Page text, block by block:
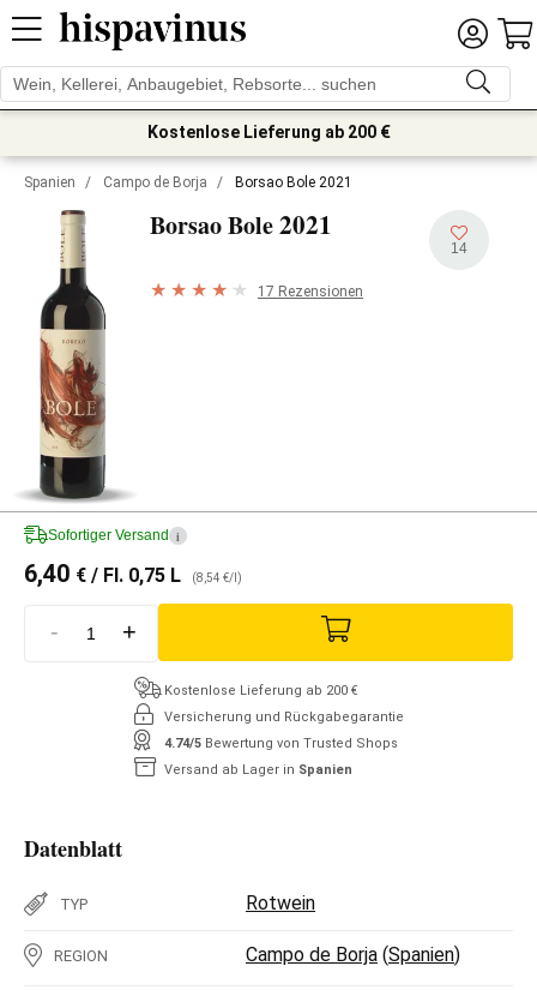
Kostenlose Lieferung ab 200 €
Spanien / Campo de Borja / Borsao Bole 2021
Borsao Bole2021
14
17 Rezensionen
Sofortiger Versand i
6,40 € / Fl. 0,75 L (8,54 €/l)
- +
Kostenlose Lieferung ab 200 €
Versicherung und Rückgabegarantie
4.74/5 Bewertung von Trusted Shops
Versand ab Lager in Spanien
Datenblatt
TYP Rotwein
REGION Campo de Borja (Spanien)